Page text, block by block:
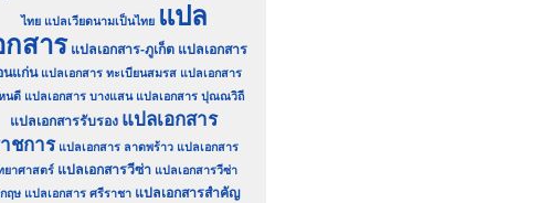
ไทย แปลเวียดนามเป็นไทย แปล
กสาร แปลเอกสาร-ภูเก็ต แปลเอกสาร
นแก่น แปลเอกสาร ทะเบียนสมรส แปลเอกสาร
นดี แปลเอกสาร บางแสน แปลเอกสาร ปุณณวิถี
แปลเอกสารรับรอง แปลเอกสาร
ชการ แปลเอกสาร ลาดพร้าว แปลเอกสาร
ยาศาสตร์ แปลเอกสารวีซ่า แปลเอกสารวีซ่า
ฤษ แปลเอกสาร ศรีราชา แปลเอกสารสำคัญ